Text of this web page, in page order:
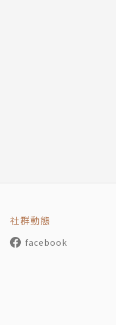
澳大利亞兒童圖書委員
獎，兒童和平文學
社群動態
facebook